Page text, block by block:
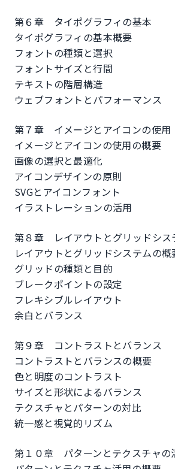
第６章 タイポグラフィの基本
タイポグラフィの基本概要
フォントの種類と選択
フォントサイズと行間
テキストの階層構造
ウェブフォントとパフォーマンス
第７章 イメージとアイコンの使用
イメージとアイコンの使用の概要
画像の選択と最適化
アイコンデザインの原則
SVGとアイコンフォント
イラストレーションの活用
第８章 レイアウトとグリッドシス
レイアウトとグリッドシステムの概
グリッドの種類と目的
ブレークポイントの設定
フレキシブルレイアウト
余白とバランス
第９章 コントラストとバランス
コントラストとバランスの概要
色と明度のコントラスト
サイズと形状によるバランス
テクスチャとパターンの対比
統一感と視覚的リズム
第１０章 パターンとテクスチャの